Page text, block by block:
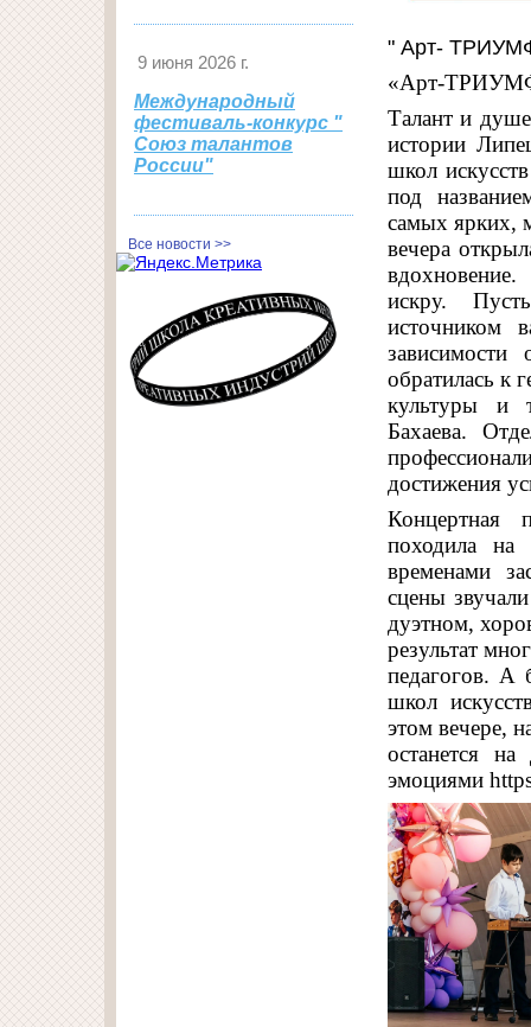
9 июня 2026 г.
Международный
фестиваль-конкурс "
Союз талантов
России"
Все новости >>
" Арт-
Талант и
истории
школ
под
самых ярких,
вечера
искру.
источником
обратилась к
культуры и
Бахаева.
достижения
Концертная
походила на
временами
сцены
дуэтном,
результат
педагогов. А
школ
этом вечере,
останется
эмоциями